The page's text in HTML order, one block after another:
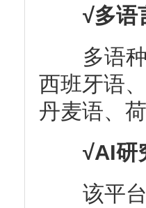
√多语
多语种
西班牙语
丹麦语、
√AI研
该平台